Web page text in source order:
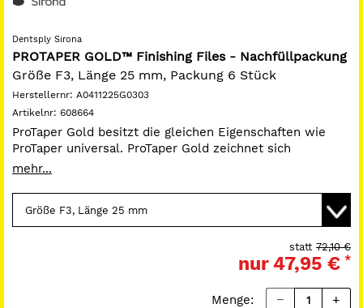
Dentsply Sirona
PROTAPER GOLD™ Finishing Files - Nachfüllpackung
Größe F3, Länge 25 mm, Packung 6 Stück
Herstellernr: A0411225G0303
Artikelnr: 608664
ProTaper Gold besitzt die gleichen Eigenschaften wie
ProTaper universal. ProTaper Gold zeichnet sich
zusätzlich durch folgendes aus.
Großer Widerstand vor zyklischer Ermüdung
Kürzerer Griff
mehr...
72,10 €
statt
nur47,95 € *
Menge: